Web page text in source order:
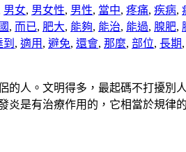
男女, 男女性, 男性, 當中, 疼痛, 疾病,
, 而已, 肥大, 能夠, 能治, 能過, 腺肥,
到 , 適用 , 避免, 還會, 那麼, 部位, 長期,
人。文明得多，最起碼不打擾別
是有治療作用的，它相當於規律